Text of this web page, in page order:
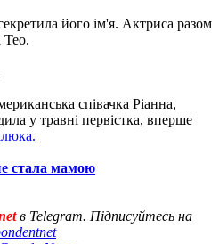
його ім'я. Актриса разом
Тео.
співачка Ріанна,
у травні первістка, вперше
стала мамою
в Telegram. Підписуйтесь на